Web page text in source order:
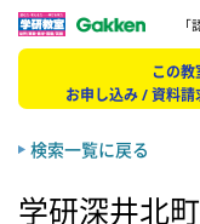
この教
お申し込み / 資料
検索一覧に戻る
学研深井北